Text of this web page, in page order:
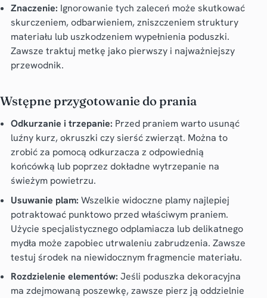
Znaczenie: Ignorowanie tych zaleceń może skutkować
skurczeniem, odbarwieniem, zniszczeniem struktury
materiału lub uszkodzeniem wypełnienia poduszki.
Zawsze traktuj metkę jako pierwszy i najważniejszy
przewodnik.
Wstępne przygotowanie do prania
Odkurzanie i trzepanie: Przed praniem warto usunąć
luźny kurz, okruszki czy sierść zwierząt. Można to
zrobić za pomocą odkurzacza z odpowiednią
końcówką lub poprzez dokładne wytrzepanie na
świeżym powietrzu.
Usuwanie plam: Wszelkie widoczne plamy najlepiej
potraktować punktowo przed właściwym praniem.
Użycie specjalistycznego odplamiacza lub delikatnego
mydła może zapobiec utrwaleniu zabrudzenia. Zawsze
testuj środek na niewidocznym fragmencie materiału.
Rozdzielenie elementów: Jeśli poduszka dekoracyjna
ma zdejmowaną poszewkę, zawsze pierz ją oddzielnie